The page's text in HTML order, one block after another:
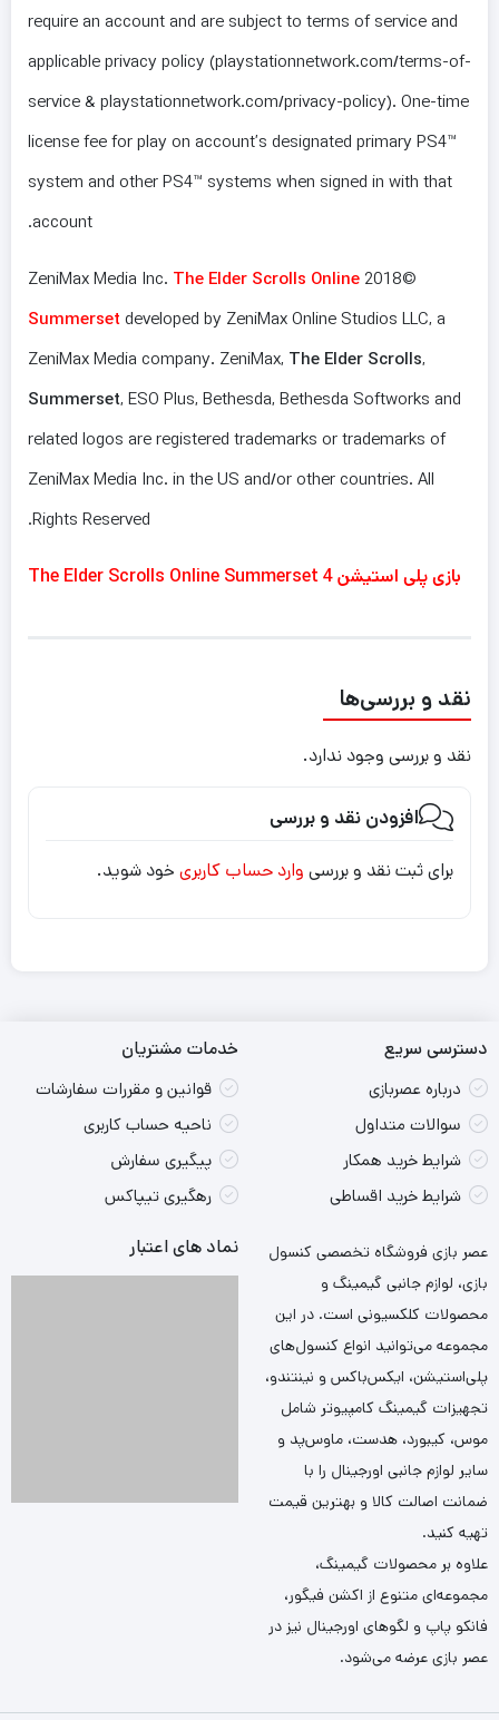
require an account and are subject to terms of service and
applicable privacy policy (playstationnetwork.com/terms-of-
service & playstationnetwork.com/privacy-policy). One-time
license fee for play on account’s designated primary PS4™
system and other PS4™ systems when signed in with that
account.
©2018 ZeniMax Media Inc.
The Elder Scrolls Online
Summersetdeveloped by ZeniMax Online Studios LLC, a
ZeniMax Media company. ZeniMax, The Elder Scrolls,
Summerset, ESO Plus, Bethesda, Bethesda Softworks and
related logos are registered trademarks or trademarks of
ZeniMax Media Inc. in the US and/or other countries. All
Rights Reserved.
بازی پلی استیشن 4 The Elder Scrolls Online Summerset
نقد و بررسی‌ها
نقد و بررسی وجود ندارد.
افزودن نقد و بررسی
برای ثبت نقد و بررسی وارد حساب کاربری خود شوید.
دسترسی سریع
درباره عصربازی
سوالات متداول
شرایط خرید همکار
شرایط خرید اقساطی
خدمات مشتریان
قوانین و مقررات سفارشات
ناحیه حساب کاربری
پیگیری سفارش
رهگیری تیپاکس
عصر بازی فروشگاه تخصصی کنسول
بازی، لوازم جانبی گیمینگ و
محصولات کلکسیونی است. در این
مجموعه می‌توانید انواع کنسول‌های
پلی‌استیشن، ایکس‌باکس و نینتندو،
تجهیزات گیمینگ کامپیوتر شامل
موس، کیبورد، هدست، ماوس‌پد و
سایر لوازم جانبی اورجینال را با
ضمانت اصالت کالا و بهترین قیمت
تهیه کنید.
علاوه بر محصولات گیمینگ،
مجموعه‌ای متنوع از اکشن فیگور،
فانکو پاپ و لگوهای اورجینال نیز در
عصر بازی عرضه می‌شود.
نماد های اعتبار